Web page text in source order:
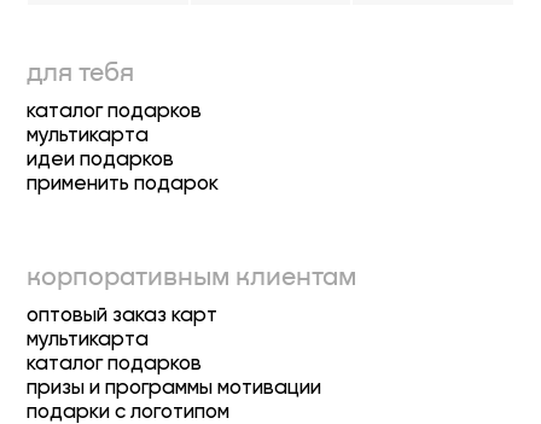
для тебя
каталог подарков
мультикарта
идеи подарков
применить подарок
корпоративным клиентам
оптовый заказ карт
мультикарта
каталог подарков
призы и программы мотивации
подарки с логотипом